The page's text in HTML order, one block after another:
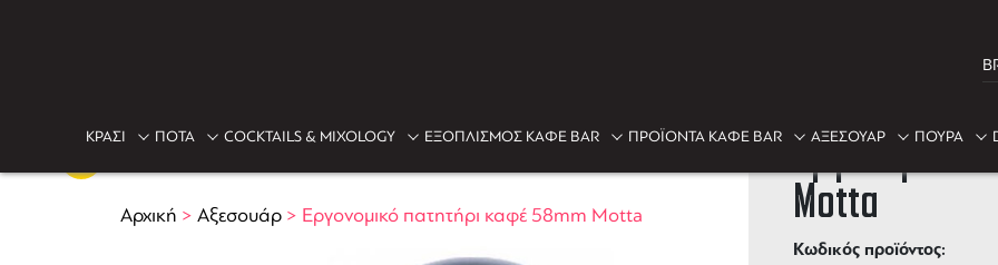
ΚΡΑΣΙ ΠΟΤΑ COCKTAILS & MIXOLOGY ΕΞΟΠΛΙΣΜΟΣ ΚΑΦΕ BAR ΠΡΟΪΟΝΤΑ ΚΑΦΕ BAR ΑΞΕΣΟΥΑΡ ΠΟΥΡΑ
Αρχική > Αξεσουάρ> Εργονομικό πατητήρι καφέ 58mm Motta
Εργονομικό
Motta
Κωδικός προϊόντος: